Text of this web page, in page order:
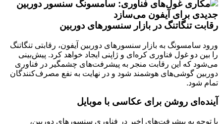
رقابت تنگاتنگ در بازار سنسورهای دوربین
ورود سامسونگ به بازار سنسورهای دوربین آیفون، رقابتی تنگاتنگ
را بین دو غول فناوری کره‌ای و ژاپنی ایجاد خواهد کرد. پیش‌بینی
می‌شود که این رقابت منجر به پیشرفت‌های چشمگیر در فناوری
دوربین گوشی‌های هوشمند شود و در نهایت به نفع مصرف‌کنندگان
تمام شود.
آینده‌ای روشن برای عکاسی با موبایل
با توجه به پیشرفت‌های اخیر در فناوری سنسورهای دوربین،